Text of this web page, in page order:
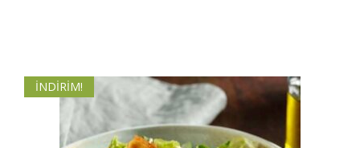
İNDIRIM!